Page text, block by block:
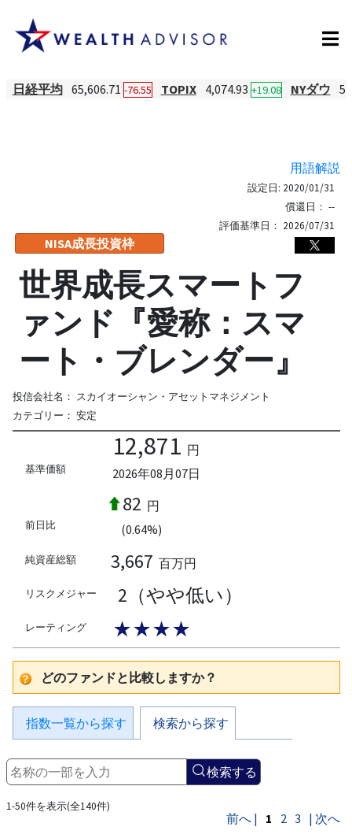
日経平均 65,606.71 -76.55 TOPIX 4,074.93 +19.08 NYダウ
用語解説
NISA成長投資枠
設定日: 2020/01/31
償還日： --
評価基準日： 2026/07/31
世界成長スマートフ
ァンド『愛称：スマ
ート・ブレンダー』
投信会社名： スカイオーシャン・アセットマネジメント
カテゴリー： 安定
基準価額
12,871 円
2026年08月07日
前日比
82 円
(0.64%)
純資産総額 3,667 百万円
リスクメジャー 2（やや低い）
レーティング ★★★★
どのファンドと比較しますか？
指数一覧から探す 検索から探す
検索する
1-50件を表示(全140件)
前へ | 1 2 3 | 次へ